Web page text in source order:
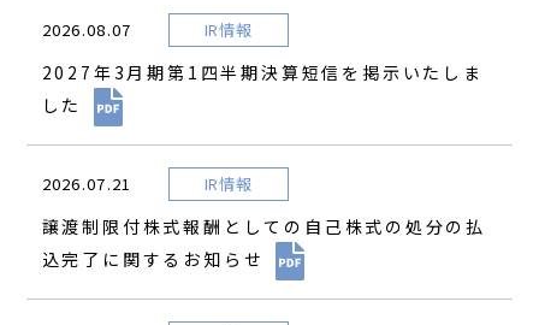
2026.08.07 IR情報
2027年3月期第1四半期決算短信を掲示いたしま
した
2026.07.21 IR情報
譲渡制限付株式報酬としての自己株式の処分の払
込完了に関するお知らせ